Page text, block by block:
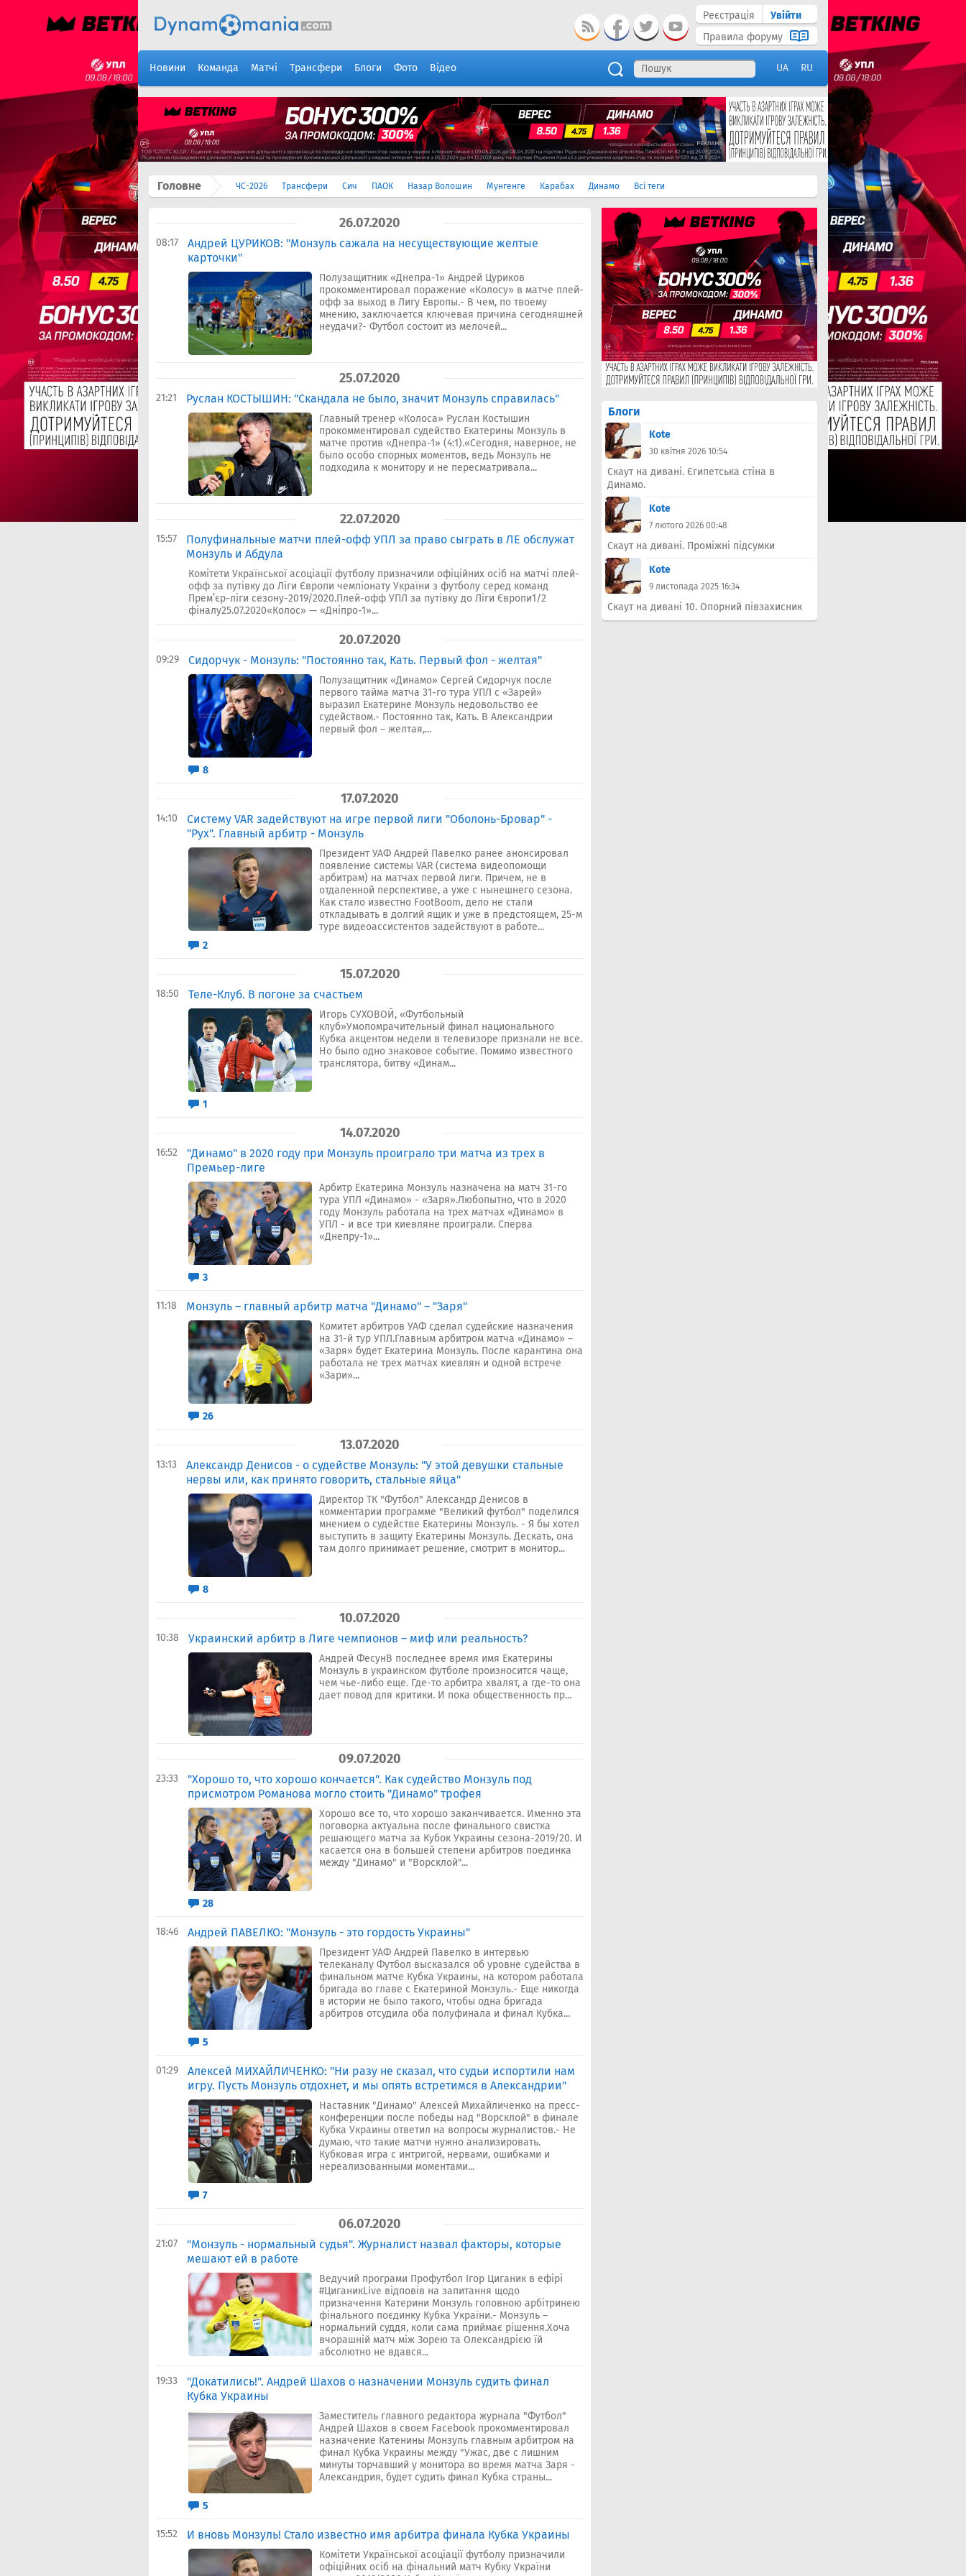
Реєстрація
Увійти
Правила форуму
Новини Команда Матчі Трансфери Блоги Фото Відео UA RU
Головне ЧС-2026 Трансфери Сич ПАОК Назар Волошин Мунгенге Карабах Динамо Всі теги
26.07.2020
08:17
Андрей ЦУРИКОВ: "Монзуль сажала на несуществующие желтые
карточки"
Полузащитник «Днепра-1» Андрей Цуриков
прокомментировал поражение «Колосу» в матче плей-
офф за выход в Лигу Европы.- В чем, по твоему
мнению, заключается ключевая причина сегодняшней
неудачи?- Футбол состоит из мелочей...
25.07.2020
21:21 Руслан КОСТЫШИН: "Скандала не было, значит Монзуль справилась"
Главный тренер «Колоса» Руслан Костышин
прокомментировал судейство Екатерины Монзуль в
матче против «Днепра-1» (4:1).«Сегодня, наверное, не
было особо спорных моментов, ведь Монзуль не
подходила к монитору и не пересматривала...
22.07.2020
15:57
Полуфинальные матчи плей-офф УПЛ за право сыграть в ЛЕ обслужат
Монзуль и Абдула
Комітети Української асоціації футболу призначили офіційних осіб на матчі плей-
офф за путівку до Ліги Європи чемпіонату України з футболу серед команд
Прем’єр-ліги сезону-2019/2020.Плей-офф УПЛ за путівку до Ліги Європи1/2
фіналу25.07.2020«Колос» — «Дніпро-1»...
20.07.2020
09:29 Сидорчук - Монзуль: "Постоянно так, Кать. Первый фол - желтая"
Полузащитник «Динамо» Сергей Сидорчук после
первого тайма матча 31-го тура УПЛ с «Зарей»
выразил Екатерине Монзуль недовольство ее
судейством.- Постоянно так, Кать. В Александрии
первый фол – желтая,...
8
17.07.2020
14:10
Систему VAR задействуют на игре первой лиги "Оболонь-Бровар" -
"Рух". Главный арбитр - Монзуль
Президент УАФ Андрей Павелко ранее анонсировал
появление системы VAR (cистема видеопомощи
арбитрам) на матчах первой лиги. Причем, не в
отдаленной перспективе, а уже с нынешнего сезона.
Как стало известно FootBoom, дело не стали
откладывать в долгий ящик и уже в предстоящем, 25-м
туре видеоассистентов задействуют в работе...
2
15.07.2020
18:50 Теле-Клуб. В погоне за счастьем
Игорь СУХОВОЙ, «Футбольный
клуб»Умопомрачительный финал национального
Кубка акцентом недели в телевизоре признали не все.
Но было одно знаковое событие. Помимо известного
транслятора, битву «Динам...
1
14.07.2020
16:52
"Динамо" в 2020 году при Монзуль проиграло три матча из трех в
Премьер-лиге
Арбитр Екатерина Монзуль назначена на матч 31-го
тура УПЛ «Динамо» - «Заря».Любопытно, что в 2020
году Монзуль работала на трех матчах «Динамо» в
УПЛ - и все три киевляне проиграли. Сперва
«Днепру-1»...
3
11:18 Монзуль – главный арбитр матча "Динамо" – "Заря"
Комитет арбитров УАФ сделал судейские назначения
на 31-й тур УПЛ.Главным арбитром матча «Динамо» –
«Заря» будет Екатерина Монзуль. После карантина она
работала не трех матчах киевлян и одной встрече
«Зари»...
26
13.07.2020
13:13
Александр Денисов - о судействе Монзуль: "У этой девушки стальные
нервы или, как принято говорить, стальные яйца"
Директор ТК "Футбол" Александр Денисов в
комментарии программе "Великий футбол" поделился
мнением о судействе Екатерины Монзуль. - Я бы хотел
выступить в защиту Екатерины Монзуль. Дескать, она
там долго принимает решение, смотрит в монитор...
8
10.07.2020
10:38 Украинский арбитр в Лиге чемпионов – миф или реальность?
Андрей ФесунВ последнее время имя Екатерины
Монзуль в украинском футболе произносится чаще,
чем чье-либо еще. Где-то арбитра хвалят, а где-то она
дает повод для критики. И пока общественность пр...
09.07.2020
23:33
"Хорошо то, что хорошо кончается". Как судейство Монзуль под
присмотром Романова могло стоить "Динамо" трофея
Хорошо все то, что хорошо заканчивается. Именно эта
поговорка актуальна после финального свистка
решающего матча за Кубок Украины сезона-2019/20. И
касается она в большей степени арбитров поединка
между "Динамо" и "Ворсклой"...
28
18:46 Андрей ПАВЕЛКО: "Монзуль - это гордость Украины"
Президент УАФ Андрей Павелко в интервью
телеканалу Футбол высказался об уровне судейства в
финальном матче Кубка Украины, на котором работала
бригада во главе с Екатериной Монзуль.- Еще никогда
в истории не было такого, чтобы одна бригада
арбитров отсудила оба полуфинала и финал Кубка...
5
01:29
Алексей МИХАЙЛИЧЕНКО: "Ни разу не сказал, что судьи испортили нам
игру. Пусть Монзуль отдохнет, и мы опять встретимся в Александрии"
Наставник "Динамо" Алексей Михайличенко на пресс-
конференции после победы над "Ворсклой" в финале
Кубка Украины ответил на вопросы журналистов.- Не
думаю, что такие матчи нужно анализировать.
Кубковая игра с интригой, нервами, ошибками и
нереализованными моментами...
7
06.07.2020
21:07
"Монзуль - нормальный судья". Журналист назвал факторы, которые
мешают ей в работе
Ведучий програми Профутбол Ігор Циганик в ефірі
#ЦиганикLive відповів на запитання щодо
призначення Катерини Монзуль головною арбітринею
фінального поєдинку Кубка України.- Монзуль –
нормальний суддя, коли сама приймає рішення.Хоча
вчорашній матч між Зорею та Олександрією їй
абсолютно не вдався...
19:33
"Докатились!". Андрей Шахов о назначении Монзуль судить финал
Кубка Украины
Заместитель главного редактора журнала "Футбол"
Андрей Шахов в своем Facebook прокомментировал
назначение Катенины Монзуль главным арбитром на
финал Кубка Украины между "Ужас, две с лишним
минуты торчавший у монитора во время матча Заря -
Александрия, будет судить финал Кубка страны...
5
15:52 И вновь Монзуль! Стало известно имя арбитра финала Кубка Украины
Комітети Української асоціації футболу призначили
офіційних осіб на фінальний матч Кубку України
Блоги
Kote
30 квітня 2026 10:54
Скаут на дивані. Єгипетська стіна в
Динамо.
Kote
7 лютого 2026 00:48
Скаут на дивані. Проміжні підсумки
Kote
9 листопада 2025 16:34
Скаут на дивані 10. Опорний півзахисник